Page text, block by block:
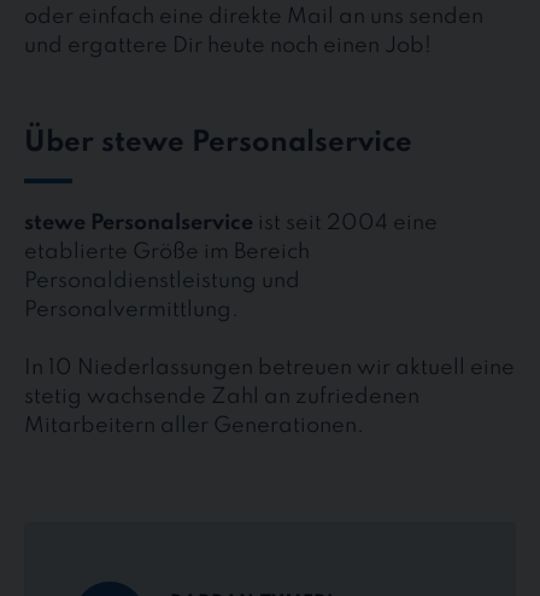
oder einfach eine direkte Mail an uns senden
und ergattere Dir heute noch einen Job!
Über stewe Personalservice
stewe Personalservice ist seit 2004 eine
etablierte Größe im Bereich
Personaldienstleistung und
Personalvermittlung.
In 10 Niederlassungen betreuen wir aktuell eine
stetig wachsende Zahl an zufriedenen
Mitarbeitern aller Generationen.